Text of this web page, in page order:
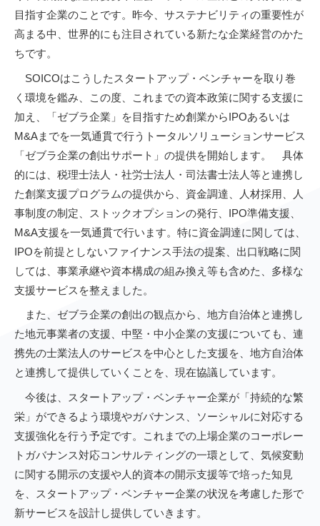
目指す企業のことです。昨今、サステナビリティの重要性が
高まる中、世界的にも注目されている新たな企業経営のかた
ちです。
SOICOはこうしたスタートアップ・ベンチャーを取り巻
く環境を鑑み、この度、これまでの資本政策に関する支援に
加え、「ゼブラ企業」を目指すため創業からIPOあるいは
M&Aまでを一気通貫で行うトータルソリューションサービス
「ゼブラ企業の創出サポート」の提供を開始します。 具体
的には、税理士法人・社労士法人・司法書士法人等と連携し
た創業支援プログラムの提供から、資金調達、人材採用、人
事制度の制定、ストックオプションの発行、IPO準備支援、
M&A支援を一気通貫で行います。特に資金調達に関しては、
IPOを前提としないファイナンス手法の提案、出口戦略に関
しては、事業承継や資本構成の組み換え等も含めた、多様な
支援サービスを整えました。
また、ゼブラ企業の創出の観点から、地方自治体と連携し
た地元事業者の支援、中堅・中小企業の支援についても、連
携先の士業法人のサービスを中心とした支援を、地方自治体
と連携して提供していくことを、現在協議しています。
今後は、スタートアップ・ベンチャー企業が「持続的な繁
栄」ができるよう環境やガバナンス、ソーシャルに対応する
支援強化を行う予定です。これまでの上場企業のコーポレー
トガバナンス対応コンサルティングの一環として、気候変動
に関する開示の支援や人的資本の開示支援等で培った知見
を、スタートアップ・ベンチャー企業の状況を考慮した形で
新サービスを設計し提供していきます。